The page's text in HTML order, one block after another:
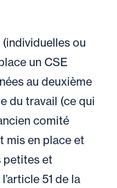
ou
un CSE
au deuxième
du travail (ce qui
comité
mis en place et
petites et
51 de la